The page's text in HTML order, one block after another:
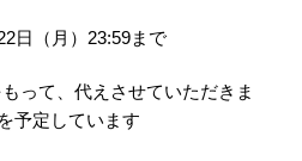
日（月）23:59まで
って、代えさせていただきま
予定しています